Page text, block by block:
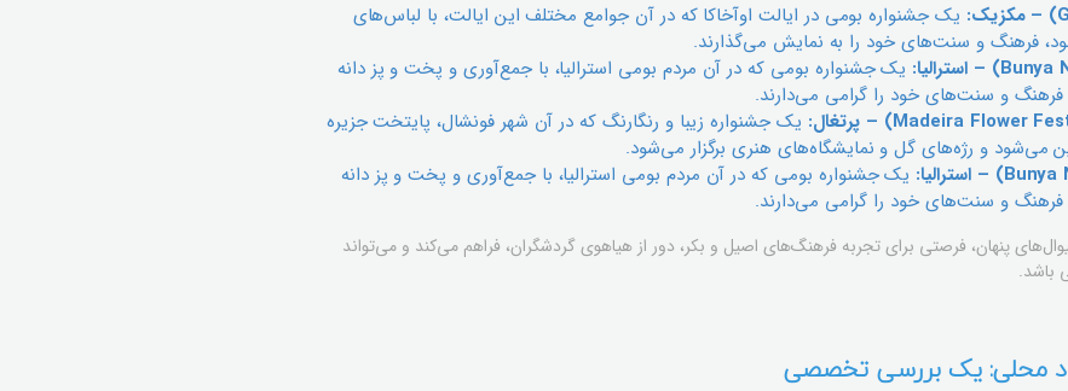
یک جشنواره بومی در ایالت اوآخاکا که در آن جوامع مختلف این ایالت، با لباس‌های
فرهنگ و سنت‌های خود را به نمایش می‌گذارند.
یک جشنواره بومی که در آن مردم بومی استرالیا، با جمع‌آوری و پخت و پز دانه
و سنت‌های خود را گرامی می‌دارند.
یک جشنواره زیبا و رنگارنگ که در آن شهر فونشال، پایتخت جزیره
می‌شود و رژه‌های گل و نمایشگاه‌های هنری برگزار می‌شود.
یک جشنواره بومی که در آن مردم بومی استرالیا، با جمع‌آوری و پخت و پز دانه
و سنت‌های خود را گرامی می‌دارند.
پنهان، فرصتی برای تجربه فرهنگ‌های اصیل و بکر، دور از هیاهوی گردشگران، فراهم می‌کند و می‌تواند
باشد.
محلی: یک بررسی تخصصی